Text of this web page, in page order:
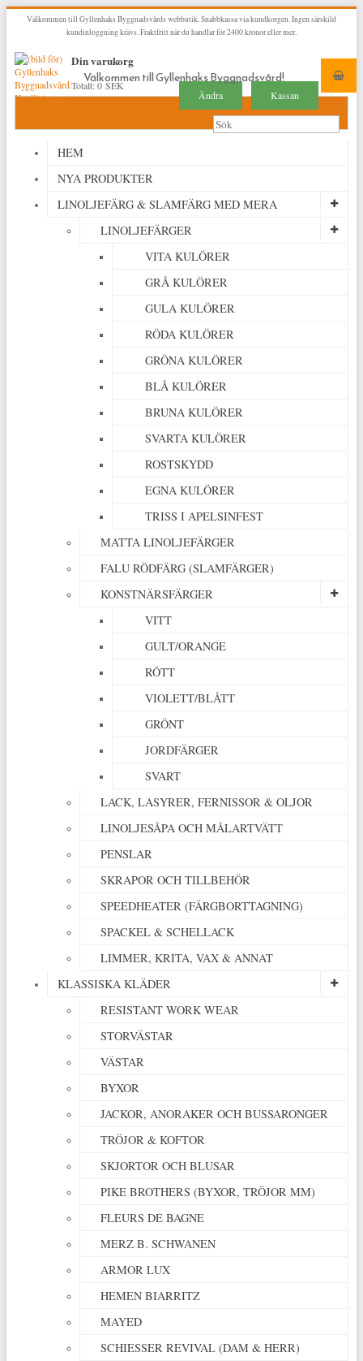
Välkommen till Gyllenhaks Byggnadsvårds webbutik. Snabbkassa via kundkorgen. Ingen särskild
kundinloggning krävs. Fraktfritt när du handlar för 2400 kronor eller mer.
Välkommen till Gyllenhaks Byggnadsvård!
Din varukorg
Totalt:0 SEK
Ändra Kassan
HEM
NYA PRODUKTER
LINOLJEFÄRG & SLAMFÄRG MED MERA
LINOLJEFÄRGER
VITA KULÖRER
GRÅ KULÖRER
GULA KULÖRER
RÖDA KULÖRER
GRÖNA KULÖRER
BLÅ KULÖRER
BRUNA KULÖRER
SVARTA KULÖRER
ROSTSKYDD
EGNA KULÖRER
TRISS I APELSINFEST
MATTA LINOLJEFÄRGER
FALU RÖDFÄRG (SLAMFÄRGER)
KONSTNÄRSFÄRGER
VITT
GULT/ORANGE
RÖTT
VIOLETT/BLÅTT
GRÖNT
JORDFÄRGER
SVART
LACK, LASYRER, FERNISSOR & OLJOR
LINOLJESÅPA OCH MÅLARTVÄTT
PENSLAR
SKRAPOR OCH TILLBEHÖR
SPEEDHEATER (FÄRGBORTTAGNING)
SPACKEL & SCHELLACK
LIMMER, KRITA, VAX & ANNAT
KLASSISKA KLÄDER
RESISTANT WORK WEAR
STORVÄSTAR
VÄSTAR
BYXOR
JACKOR, ANORAKER OCH BUSSARONGER
TRÖJOR & KOFTOR
SKJORTOR OCH BLUSAR
PIKE BROTHERS (BYXOR, TRÖJOR MM)
FLEURS DE BAGNE
MERZ B. SCHWANEN
ARMOR LUX
HEMEN BIARRITZ
MAYED
SCHIESSER REVIVAL (DAM & HERR)